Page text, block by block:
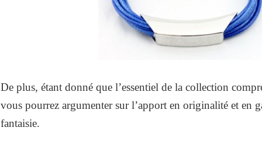
De plus, étant donné que l’essentiel de la collection
vous pourrez argumenter sur l’apport en originalité et en
fantaisie.